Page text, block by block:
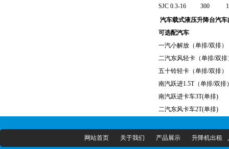
SJC 0.3-16 300
汽车载式液压升降台汽车
可选配汽车
一汽小解放（单排/双排）
二汽东风轻卡（单排/双排
五十铃轻卡（单排/双排）
南汽跃进1.5T（单排/双排
南汽跃进卡车3T(单排)
二汽东风卡车2T(单排)
网站首页 关于我们 产品展示 升降机出租